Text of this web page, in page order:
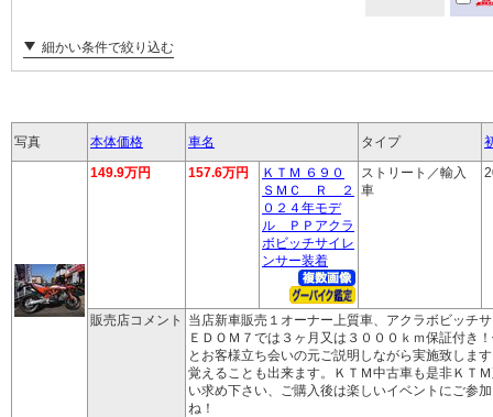
細かい条件で絞り込む
写真 本体価格 車名 タイプ
149.9万円
157.6万円
ＫＴＭ ６９０
ＳＭＣ Ｒ ２
０２４年モデ
ル ＰＰアクラ
ボビッチサイレ
ンサー装着
ストリート／輸入
車
販売店コメント
当店新車販売１オーナー上質車、アクラボビッチ
ＥＤＯＭ７では３ヶ月又は３０００ｋｍ保証付き
とお客様立ち会いの元ご説明しながら実施致しま
覚えることも出来ます。ＫＴＭ中古車も是非ＫＴ
い求め下さい、ご購入後は楽しいイベントにご参
ね！